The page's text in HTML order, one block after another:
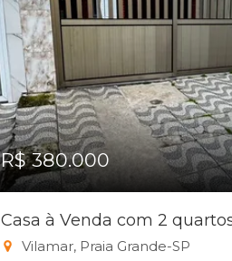
R$ 380.000
Casa à Venda com 2
Vilamar, Praia Grande-SP